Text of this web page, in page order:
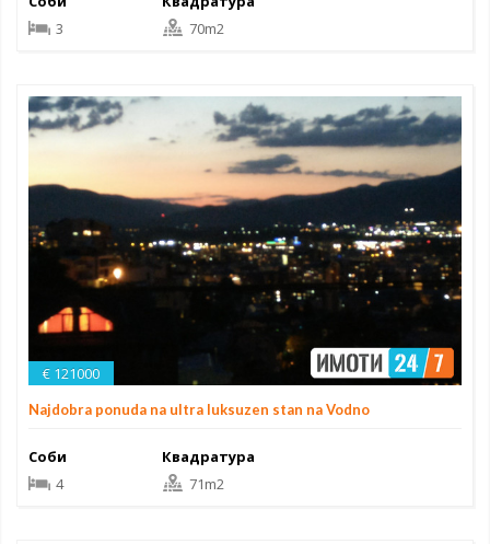
3
70m2
€ 121000
Najdobra ponuda na ultra luksuzen stan na Vodno
Соби
4
Квадратура
71m2